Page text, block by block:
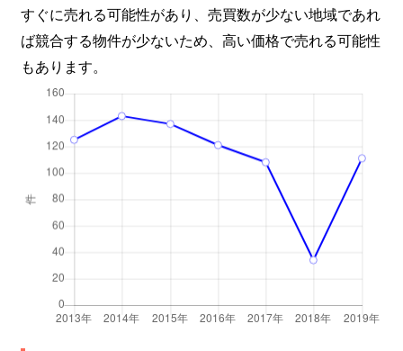
すぐに売れる可能性があり、売買数が少ない地域であれ
ば競合する物件が少ないため、高い価格で売れる可能性
もあります。